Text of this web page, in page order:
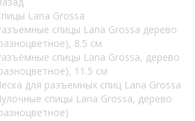
Lana Grossa
спицы Lana Grossa дерево
8.5 см
спицы Lana Grossa, дерево
11.5 см
для разъемных спиц Lana Grossa
спицы Lana Grossa, дерево